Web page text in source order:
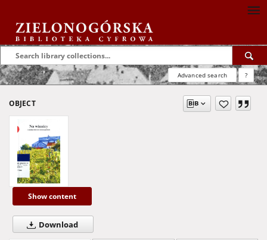
Advanced search ?
OBJECT
Show content
Download